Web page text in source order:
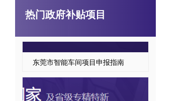
热门政府补贴项目
东莞市智能车间项目申报指南